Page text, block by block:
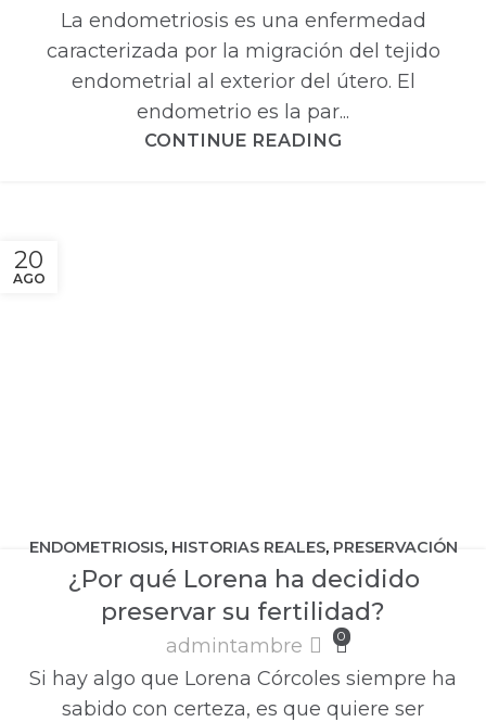
La endometriosis es una enfermedad
caracterizada por la migración del tejido
endometrial al exterior del útero. El
endometrio es la par...
CONTINUE READING
20
AGO
ENDOMETRIOSIS, HISTORIAS REALES, PRESERVACIÓN
DE LA FERTILIDAD,ÚLTIMAS NOTICIAS
¿Por qué Lorena ha decidido
preservar su fertilidad?
admintambre 0
Si hay algo que Lorena Córcoles siempre ha
sabido con certeza, es que quiere ser